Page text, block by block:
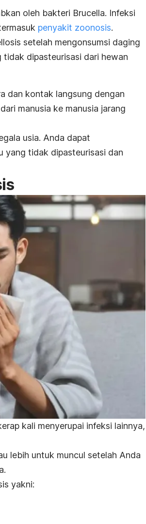
oleh bakteri Brucella. Infeksi
penyakit zoonosis.
setelah mengonsumsi daging
dipasteurisasi dari hewan
dan kontak langsung dengan
manusia ke manusia jarang
usia. Anda dapat
yang tidak dipasteurisasi dan
kali menyerupai infeksi lainnya,
lebih untuk muncul setelah Anda
yakni: